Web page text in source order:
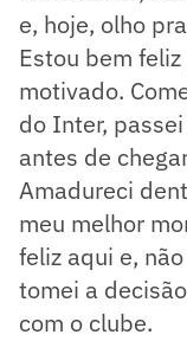
e, hoje, olho
Estou bem
motivado.
do Inter,
antes de
Amadureci
meu melhor
feliz aqui e,
tomei a
com o clube.